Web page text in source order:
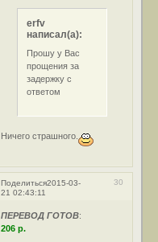
erfv
написал(а):
Прошу у Вас
прощения за
задержку с
ответом
Ничего страшного.
Поделиться 30
2015-03-
21 02:43:11
ПЕРЕВОД ГОТОВ:
206 р.